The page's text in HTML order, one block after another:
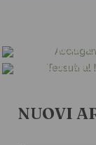
TESSUTI AL
NUOVI